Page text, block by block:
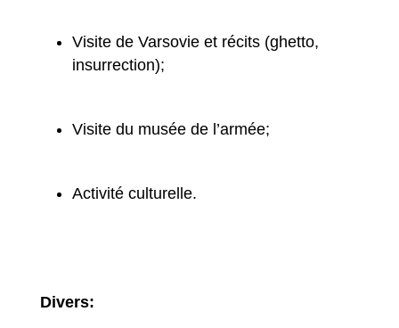
Visite de Varsovie et récits (ghetto,
insurrection);
Visite du musée de l’armée;
Activité culturelle.
Divers: